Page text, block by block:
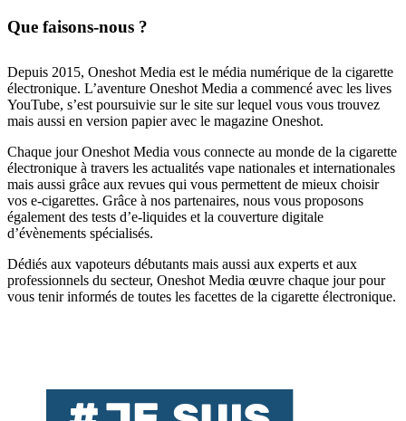
Que faisons-nous ?
Depuis 2015, Oneshot Media est le média numérique de la cigarette
électronique. L’aventure Oneshot Media a commencé avec les lives
YouTube, s’est poursuivie sur le site sur lequel vous vous trouvez
mais aussi en version papier avec le magazine Oneshot.
Chaque jour Oneshot Media vous connecte au monde de la cigarette
électronique à travers les actualités vape nationales et internationales
mais aussi grâce aux revues qui vous permettent de mieux choisir
vos e-cigarettes. Grâce à nos partenaires, nous vous proposons
également des tests d’e-liquides et la couverture digitale
d’évènements spécialisés.
Dédiés aux vapoteurs débutants mais aussi aux experts et aux
professionnels du secteur, Oneshot Media œuvre chaque jour pour
vous tenir informés de toutes les facettes de la cigarette électronique.